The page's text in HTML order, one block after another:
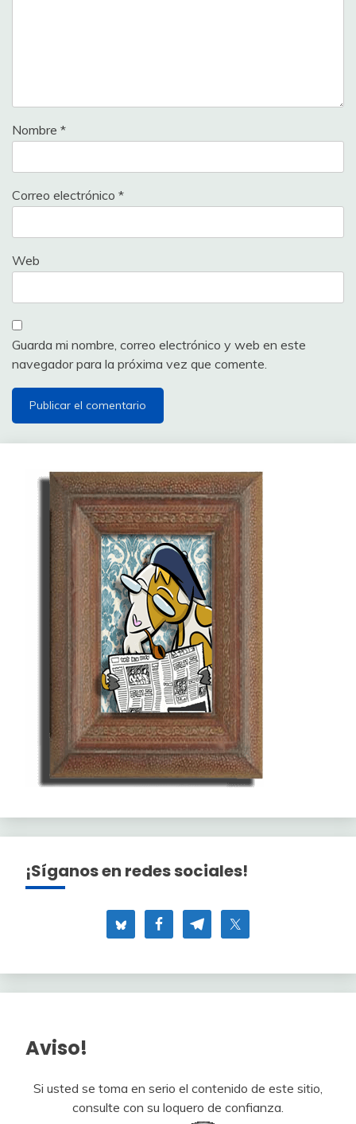
Nombre *
Correo electrónico *
Web
Guarda mi nombre, correo electrónico y web en este
navegador para la próxima vez que comente.
¡Síganos en redes sociales!
Aviso!
Si usted se toma en serio el contenido de este sitio,
consulte con su loquero de confianza.